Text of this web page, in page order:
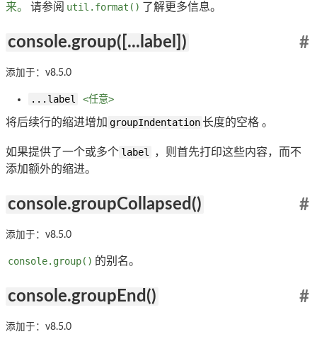
来。
请参阅 util.format() 了解更多信息。
console.group([...label]) #
添加于：v8.5.0
...label <任意>
将后续行的缩进增加 groupIndentation 长度的空格 。
如果提供了一个或多个 label
，则首先打印这些内容，而不
添加额外的缩进。
console.groupCollapsed() #
添加于：v8.5.0
console.group() 的别名。
console.groupEnd() #
添加于：v8.5.0